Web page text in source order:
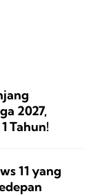
2027,
Tahun!
11 yang